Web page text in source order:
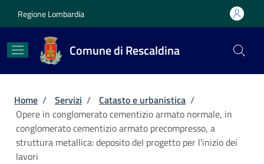
Regione Lombardia
Comune di Rescaldina
Briciole di pane
Home / Servizi / Catasto e urbanistica /
Opere in conglomerato cementizio armato normale, in
conglomerato cementizio armato precompresso, a
struttura metallica: deposito del progetto per l'inizio dei
lavori